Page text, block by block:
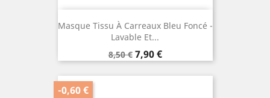
Masque Tissu À Carreaux Bleu Foncé -
Lavable Et...
Prix
de
base
8,50 € Prix
7,90 €
-0,60 €